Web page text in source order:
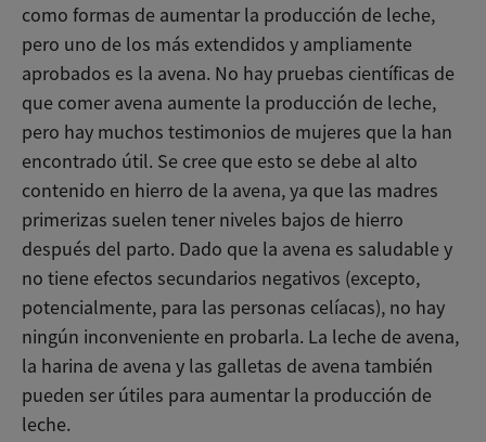
como formas de aumentar la producción de leche,
pero uno de los más extendidos y ampliamente
aprobados es la avena. No hay pruebas científicas de
que comer avena aumente la producción de leche,
pero hay muchos testimonios de mujeres que la han
encontrado útil. Se cree que esto se debe al alto
contenido en hierro de la avena, ya que las madres
primerizas suelen tener niveles bajos de hierro
después del parto. Dado que la avena es saludable y
no tiene efectos secundarios negativos (excepto,
potencialmente, para las personas celíacas), no hay
ningún inconveniente en probarla. La leche de avena,
la harina de avena y las galletas de avena también
pueden ser útiles para aumentar la producción de
leche.